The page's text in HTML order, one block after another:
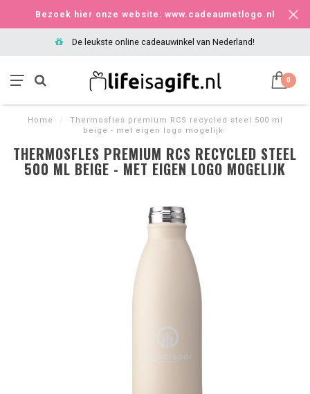
Bezoek hier onze website: www.cadeaumetlogo.nl
De leukste online cadeauwinkel van Nederland!
0
Home /
Thermosfles premium RCS recycled steel 500 ml
beige - met eigen logo mogelijk
THERMOSFLES PREMIUM RCS RECYCLED STEEL
500 ML BEIGE - MET EIGEN LOGO MOGELIJK